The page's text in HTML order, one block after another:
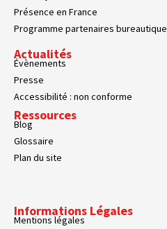
Présence en France
Programme partenaires bureautique
Actualités
Évènements
Presse
Accessibilité : non conforme
Ressources
Blog
Glossaire
Plan du site
Informations Légales
Mentions légales